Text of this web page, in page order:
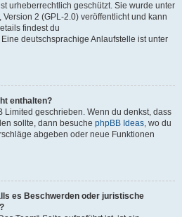
urheberrechtlich geschützt. Sie wurde unter
2 (GPL-2.0) veröffentlicht und kann
findest du
Eine deutschsprachige Anlaufstelle ist unter
enthalten?
Limited geschrieben. Wenn du denkst, dass
sollte, dann besuche phpBB Ideas, wo du
abgeben oder neue Funktionen
es Beschwerden oder juristische